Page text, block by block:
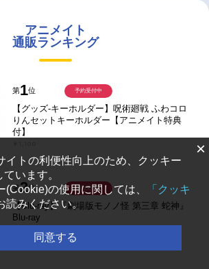
アニメイト
通販ランキング
第1位
【グッズ-キーホルダー】呪術廻戦 ふわコロ
りんセットキーホルダー【アニメイト特典
付】
予約受付中
第2位
【Blu-ray】『劇場版モノノ怪 第三章 蛇神』
Blu-ray
予約受付中
×
イトの利便性向上のため、クッキー
います。
(Cookie)の使用に関しては、
「クッキ
読みください。
同意する